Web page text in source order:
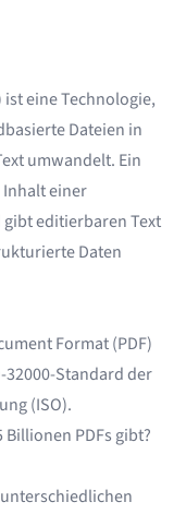
ist eine Technologie,
Dateien in
umwandelt. Ein
Inhalt einer
editierbaren Text
Daten
Format (PDF)
32000-Standard der
(ISO).
Billionen PDFs gibt?